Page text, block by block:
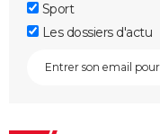
Sport
Les dossiers d'actu